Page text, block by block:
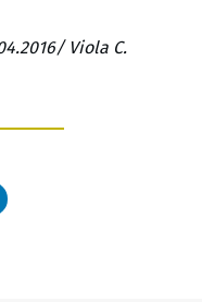
Viola C.